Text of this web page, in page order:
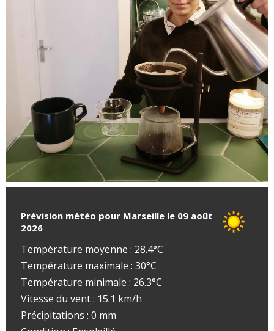
Prévision météo pour Marseille le 09 août
2026
Température moyenne : 28.4°C
Température maximale : 30°C
Température minimale : 26.3°C
Vitesse du vent : 15.1 km/h
Précipitations : 0 mm